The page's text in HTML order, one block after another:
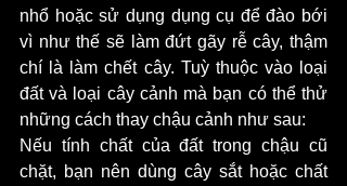
nhổ hoặc sử dụng dụng cụ để đào bới
vì như thế sẽ làm đứt gãy rễ cây, thậm
chí là làm chết cây. Tuỳ thuộc vào loại
đất và loại cây cảnh mà bạn có thể thử
những cách thay chậu cảnh như sau:
Nếu tính chất của đất trong chậu cũ
chặt, bạn nên dùng cây sắt hoặc chất